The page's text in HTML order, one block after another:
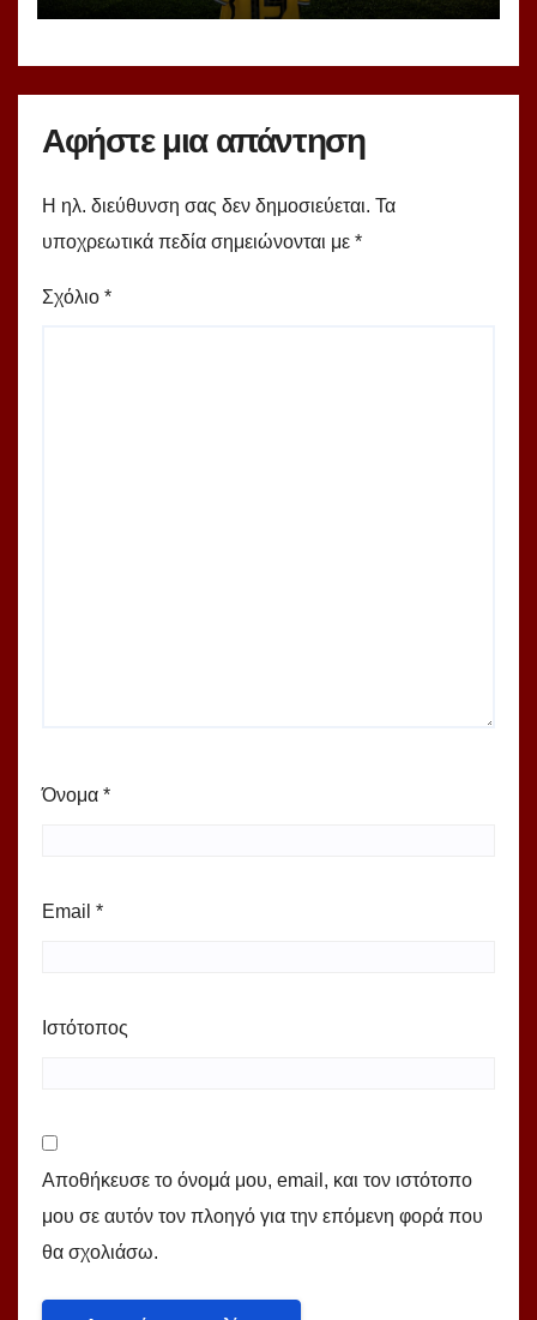
Αφήστε μια απάντηση
Η ηλ. διεύθυνση σας δεν δημοσιεύεται. Τα
υποχρεωτικά πεδία σημειώνονται με *
Σχόλιο *
Όνομα *
Email *
Ιστότοπος
Αποθήκευσε το όνομά μου, email, και τον ιστότοπο
μου σε αυτόν τον πλοηγό για την επόμενη φορά που
θα σχολιάσω.